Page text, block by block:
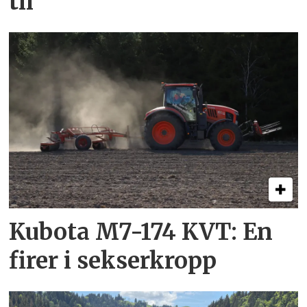
Kubota M7-174 KVT: En
firer i sekserkropp